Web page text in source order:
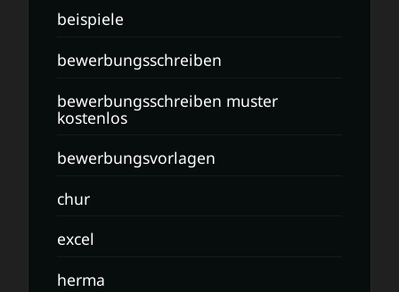
beispiele
bewerbungsschreiben
bewerbungsschreiben muster
kostenlos
bewerbungsvorlagen
chur
excel
herma